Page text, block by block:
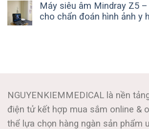
Máy siêu âm Mindray Z5
cho chẩn đoán hình ảnh y
NGUYENKIEMMEDICAL là nền
điện tử kết hợp mua sắm online &
thể lựa chọn hàng ngàn sản phẩm